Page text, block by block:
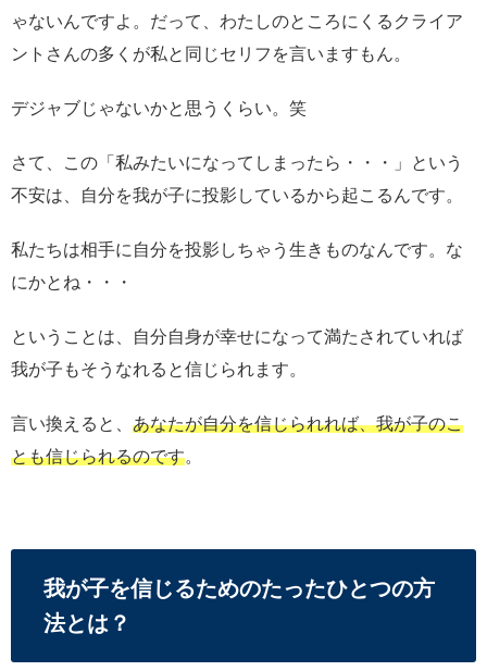
ゃないんですよ。だって、わたしのところにくるクライア
ントさんの多くが私と同じセリフを言いますもん。
デジャブじゃないかと思うくらい。笑
さて、この「私みたいになってしまったら・・・」という
不安は、自分を我が子に投影しているから起こるんです。
私たちは相手に自分を投影しちゃう生きものなんです。な
にかとね・・・
ということは、自分自身が幸せになって満たされていれば
我が子もそうなれると信じられます。
言い換えると、 あなたが自分を信じられれば、我が子のこ
とも信じられるのです。
我が子を信じるためのたったひとつの方
法とは？